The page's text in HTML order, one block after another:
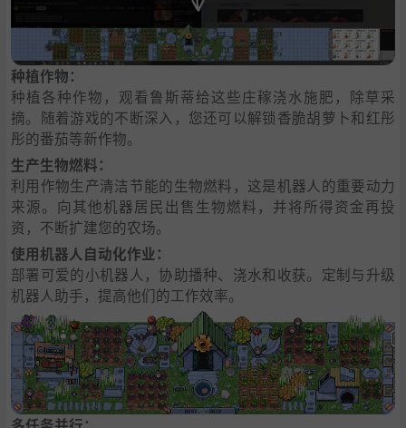
种植作物：
种植各种作物，观看鲁斯蒂给这些庄稼浇水施肥，除草采
摘。随着游戏的不断深入，您还可以解锁香脆胡萝卜和红彤
彤的番茄等新作物。
生产生物燃料：
利用作物生产清洁节能的生物燃料，这是机器人的重要动力
来源。向其他机器居民出售生物燃料，并将所得资金再投
资，不断扩建您的农场。
使用机器人自动化作业：
部署可爱的小机器人，协助播种、浇水和收获。定制与升级
机器人助手，提高他们的工作效率。